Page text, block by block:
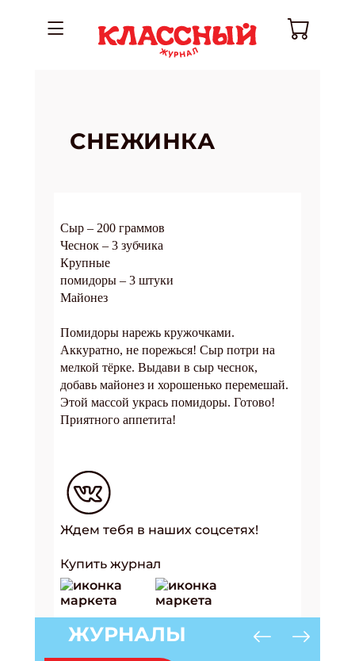
СНЕЖИНКА
Сыр – 200 граммов
Чеснок – 3 зубчика
Крупные
помидоры – 3 штуки
Майонез
Помидоры нарежь кружочками.
Аккуратно, не порежься! Сыр потри на
мелкой тёрке. Выдави в сыр чеснок,
добавь майонез и хорошенько перемешай.
Этой массой укрась помидоры. Готово!
Приятного аппетита!
Ждем тебя в наших соцсетях!
Купить журнал
ЖУРНАЛЫ